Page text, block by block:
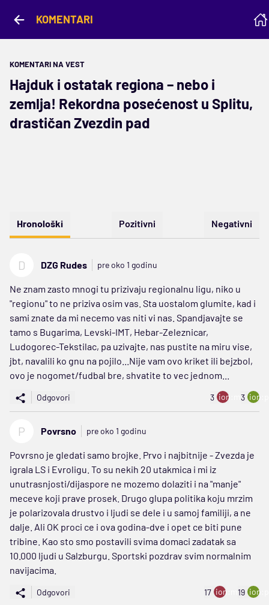
KOMENTARI
KOMENTARI NA VEST
Hajduk i ostatak regiona – nebo i
zemlja! Rekordna posećenost u Splitu,
drastičan Zvezdin pad
Hronološki Pozitivni Negativni
D DZG Rudes pre oko 1 godinu
Ne znam zasto mnogi tu prizivaju regionalnu ligu, niko u
"regionu" to ne priziva osim vas. Sta uostalom glumite, kad i
sami znate da mi necemo vas niti vi nas. Spandjavajte se
tamo s Bugarima, Levski-IMT, Hebar-Zeleznicar,
Ludogorec-Tekstilac, pa uzivajte, nas pustite na miru vise,
jbt, navalili ko gnu na pojilo...Nije vam ovo kriket ili bejzbol,
ovo je nogomet/fudbal bre, shvatite to vec jednom...
Odgovori 3 ion:minus
3
P Povrsno pre oko 1 godinu
Povrsno je gledati samo brojke. Prvo i najbitnije - Zvezda je
igrala LS i Evroligu. To su nekih 20 utakmica i mi iz
unutrasnjosti/dijaspore ne mozemo dolaziti i na "manje"
meceve koji prave prosek. Drugo glupa politika koju mrzim
je polarizovala drustvo i ljudi se dele i u samoj familiji, a ne
dalje. Ali OK proci ce i ova godina-dve i opet ce biti pune
tribine. Kao sto smo postavili svima domaci zadatak sa
10.000 ljudi u Salzburgu. Sportski pozdrav svim normalnim
navijacima.
Odgovori 17 ion:minus
19